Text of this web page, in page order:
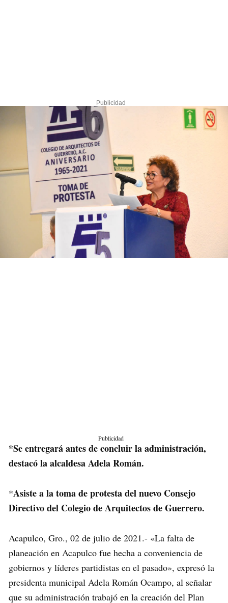
Publicidad
Publicidad
*Se entregará antes de concluir la administración,
destacó la alcaldesa Adela Román.
*Asiste a la toma de protesta del nuevo Consejo
Directivo del Colegio de Arquitectos de Guerrero.
Acapulco, Gro., 02 de julio de 2021.- «La falta de
planeación en Acapulco fue hecha a conveniencia de
gobiernos y líderes partidistas en el pasado», expresó la
presidenta municipal Adela Román Ocampo, al señalar
que su administración trabajó en la creación del Plan